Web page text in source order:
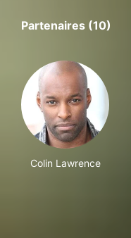
Partenaires (10)
Colin Lawrence